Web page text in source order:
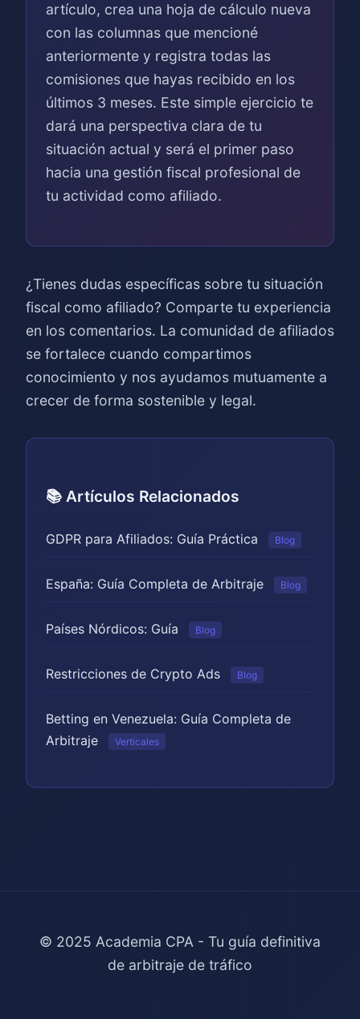
artículo, crea una hoja de cálculo nueva
con las columnas que mencioné
anteriormente y registra todas las
comisiones que hayas recibido en los
últimos 3 meses. Este simple ejercicio te
dará una perspectiva clara de tu
situación actual y será el primer paso
hacia una gestión fiscal profesional de
tu actividad como afiliado.
¿Tienes dudas específicas sobre tu situación
fiscal como afiliado? Comparte tu experiencia
en los comentarios. La comunidad de afiliados
se fortalece cuando compartimos
conocimiento y nos ayudamos mutuamente a
crecer de forma sostenible y legal.
📚 Artículos Relacionados
GDPR para Afiliados: Guía Práctica Blog
España: Guía Completa de Arbitraje Blog
Países Nórdicos: Guía Blog
Restricciones de Crypto Ads Blog
Betting en Venezuela: Guía Completa de
Arbitraje
Verticales
© 2025 Academia CPA - Tu guía definitiva
de arbitraje de tráfico